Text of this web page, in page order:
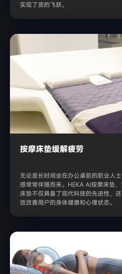
实现了质的飞跃。
按摩床垫缓解疲劳
无论是长时间坐在办公桌前的职业人
感常常伴随而来。HEKA AI按摩床垫
床垫不仅具备了现代科技的先进性，
效改善用户的身体健康和心理状态。